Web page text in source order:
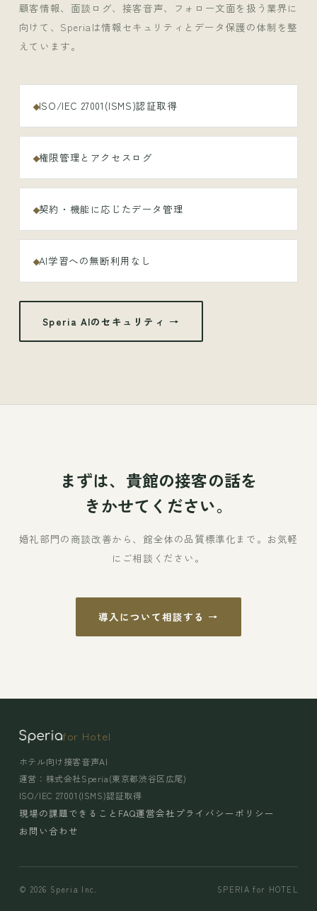
顧客情報、面談ログ、接客音声、フォロー文面を扱う業界に
向けて、Speriaは情報セキュリティとデータ保護の体制を整
えています。
ISO/IEC 27001(ISMS)認証取得
権限管理とアクセスログ
契約・機能に応じたデータ管理
AI学習への無断利用なし
Speria AIのセキュリティ →
まずは、貴館の接客の話を
きかせてください。
婚礼部門の商談改善から、館全体の品質標準化まで。お気軽
にご相談ください。
導入について相談する →
for Hotel
ホテル向け接客音声AI
運営：株式会社Speria(東京都渋谷区広尾)
ISO/IEC 27001(ISMS)認証取得
現場の課題できること FAQ運営会社 プライバシーポリシー
お問い合わせ
© 2026 Speria Inc. SPERIA for HOTEL